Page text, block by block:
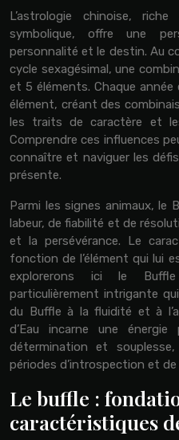
L’astrologie chinoise, riche de son histoire et de sa
symbolique, offre une
personnalité et le destin. Au
cycle sexagésimal, une
et 5 éléments. Chaque
élément, créant des
les traits de caractère et
Comprendre ces influences
connaître et naviguer les
présente.
Parmi les signes animaux, le
labeur, de fiabilité et de
et la persévérance. Le
fonction de l’élément qui lui
explorerons ici le Buffle
particulièrement intrigante
du Buffle à la fluidité et à
d’Eau incarne une
détermination et
périodes d’introspection et
Le buffle :
caractéristiques